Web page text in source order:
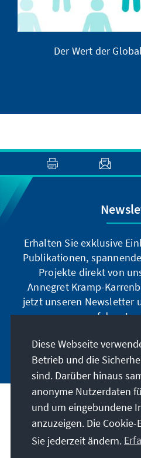
Der Wert der
Erhalten Sie exklusive
Publikationen,
Projekte direkt von
Annegret Kramp-
jetzt unseren Newsletter
auf dem
Jetzt
Unser Auftrag
Kontakt
Diese Webseite
Betrieb und die
sind. Darüber hinaus
anonyme Nutzerdaten
und um eingebundene
anzuzeigen. Die
Sie jederzeit ändern.